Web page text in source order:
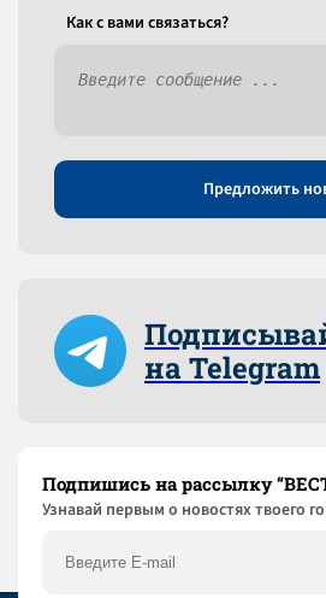
Как c вами связаться?
Предложить
на Telegram
Подпишись на рассылку
Узнaвай первым о новостях твоего